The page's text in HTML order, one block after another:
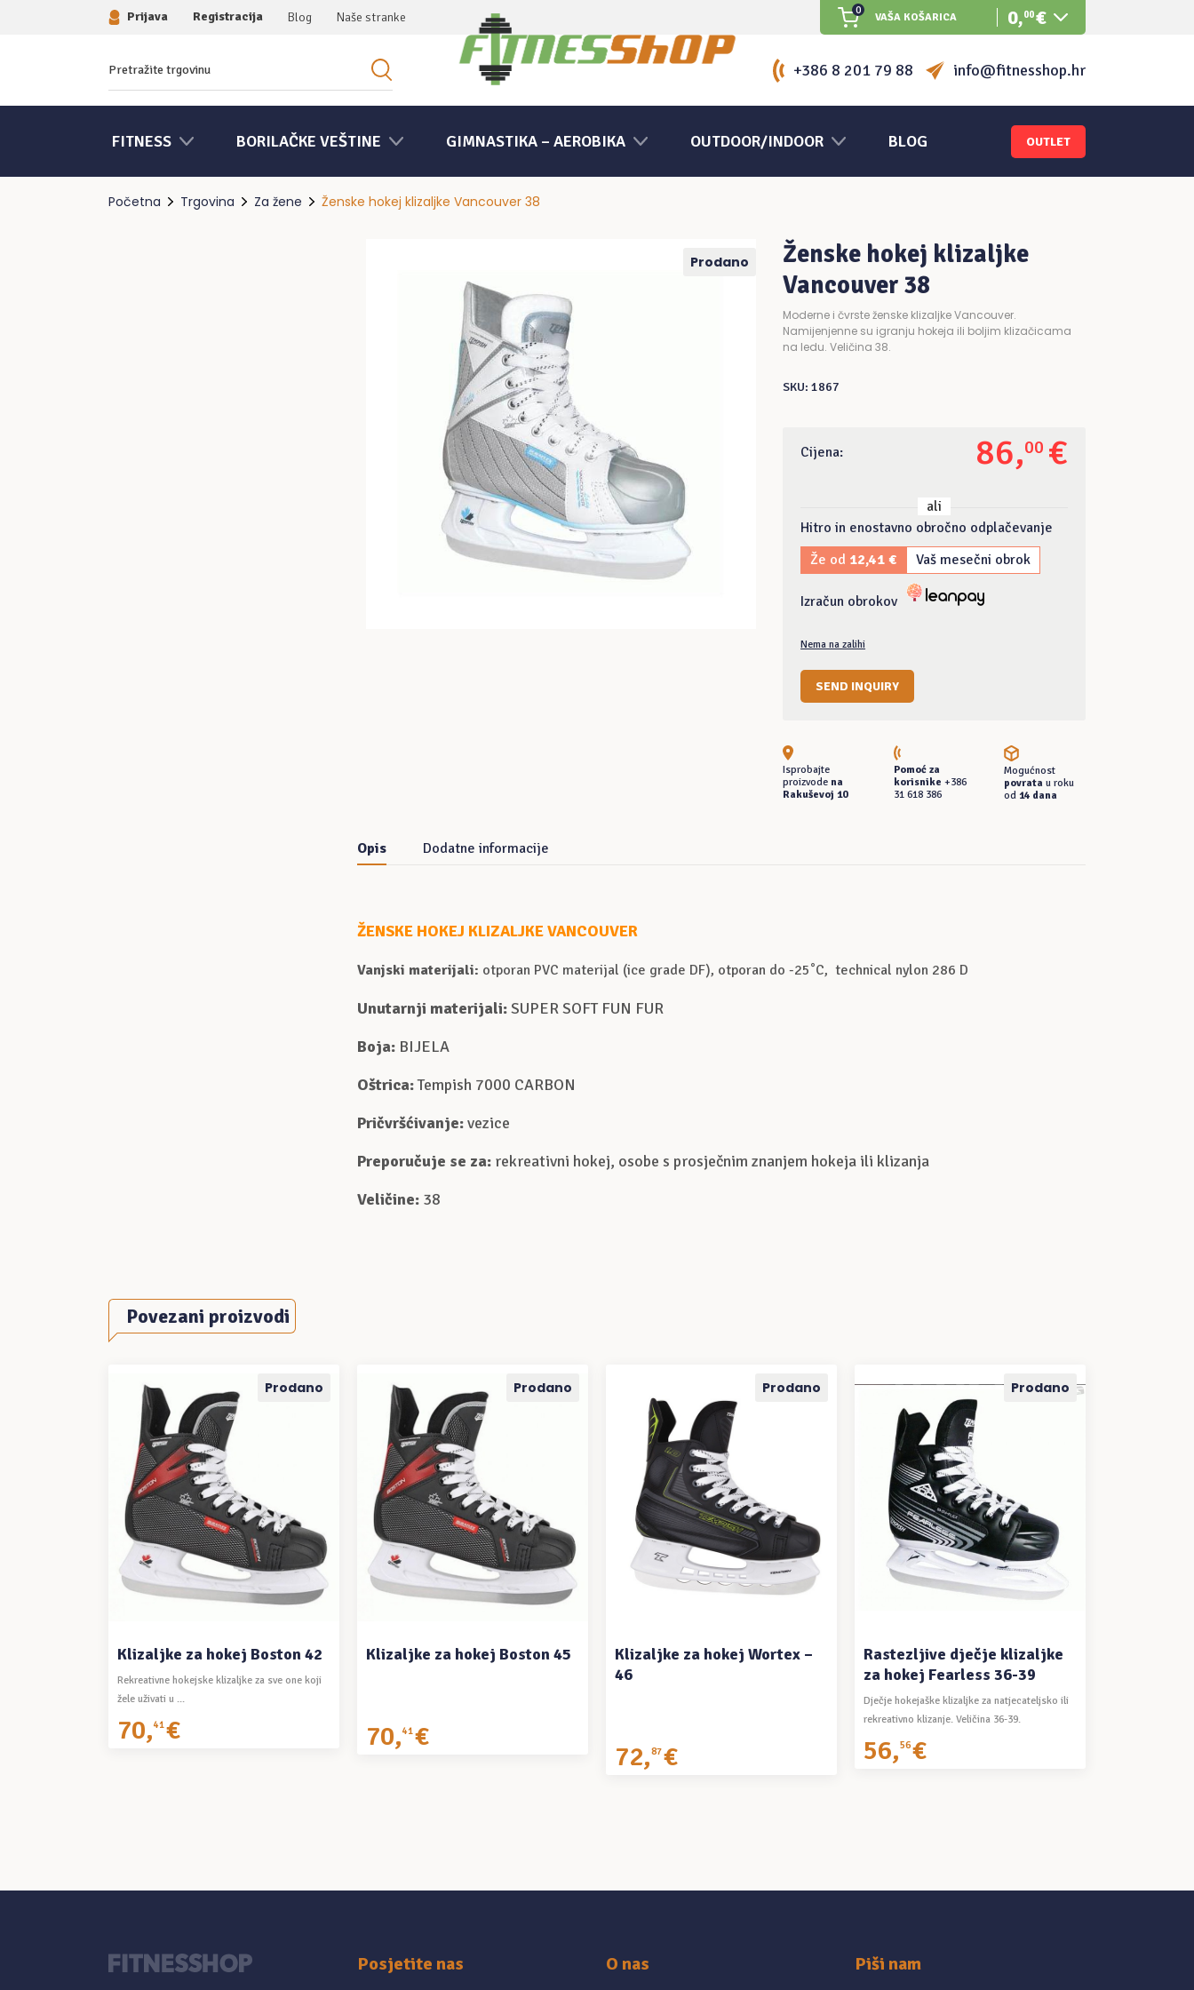
Prijava Registracija Blog Naše stranke 0
VAŠA KOŠARICA 0,00€
Nema proizvoda u košarici.
+386 8 201 79 88 info@fitnesshop.hr
FITNESS BORILAČKE VEŠTINE GIMNASTIKA – AEROBIKA OUTDOOR/INDOOR BLOG OUTLET
Početna Trgovina Za žene Ženske hokej klizaljke Vancouver 38
Prodano
Ženske hokej klizaljke
Vancouver 38
Moderne i čvrste ženske klizaljke Vancouver.
Namijenjenne su igranju hokeja ili boljim klizačicama
na ledu. Veličina 38.
SKU:1867
Cijena: 86,00 €
ali
Hitro in enostavno obročno odplačevanje
Že od 12,41 € Vaš mesečni obrok
Izračun obrokov
Nema na zalihi
SEND INQUIRY
Isprobajte
proizvode na
Rakuševoj 10
Pomoć za
korisnike +386
31 618 386
Mogućnost
povrata u roku
od14 dana
Opis Dodatne informacije
ŽENSKE HOKEJ KLIZALJKE VANCOUVER
Vanjski materijali: otporan PVC materijal (ice grade DF), otporan do -25˚C, technical nylon 286 D
Unutarnji materijali:SUPER SOFT FUN FUR
Boja: BIJELA
Oštrica:Tempish 7000 CARBON
Pričvršćivanje:vezice
Preporučuje se za: rekreativni hokej, osobe s prosječnim znanjem hokeja ili klizanja
Veličine: 38
Povezani proizvodi
Prodano
PROČITAJ VIŠE
Klizaljke za hokej Boston 42
Rekreativne hokejske klizaljke za sve one koji
žele uživati ​​u ...
70,41 €
Prodano
PROČITAJ VIŠE
Klizaljke za hokej Boston 45
70,41 €
Prodano
PROČITAJ VIŠE
Klizaljke za hokej Wortex –
46
72,87€
Prodano
PROČITAJ VIŠE
Rastezljive dječje klizaljke
za hokej Fearless 36-39
Dječje hokejaške klizaljke za natjecateljsko ili
rekreativno klizanje. Veličina 36-39.
56,56€
Posjetite nas O nas Piši nam